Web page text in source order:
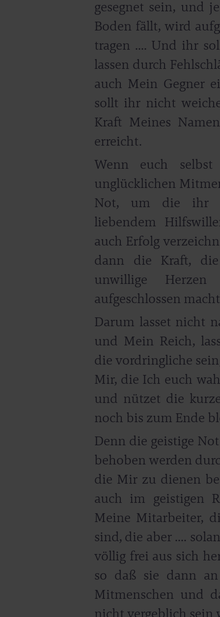
gesegnet sein, und
Boden fällt, wird
tragen .... Und ihr
lassen durch
auch Mein Gegner
sollt ihr nicht
Kraft Meines
erreicht.
Wenn euch
unglücklichen
Not, um die ihr
liebendem
auch Erfolg
dann die Kraft,
unwillige
aufgeschlossen
Darum lasset nicht
und Mein Reich,
die vordringliche
Mir, die Ich euch
und nützet die
noch bis zum Ende
Denn die geistige
behoben werden
die Mir zu dienen
auch im geistigen
Meine Mitarbeiter,
sind, die aber ....
völlig frei aus sich
so daß sie dann
Mitmenschen und